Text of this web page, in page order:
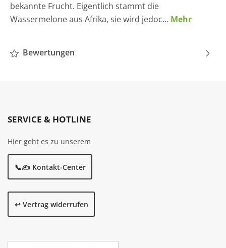
bekannte Frucht. Eigentlich stammt die
Wassermelone aus Afrika, sie wird jedoc… Mehr
Bewertungen
SERVICE & HOTLINE
Hier geht es zu unserem
📞✍️ Kontakt-Center
↩️ Vertrag widerrufen